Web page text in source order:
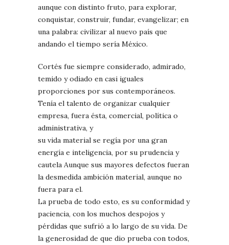
aunque con distinto fruto, para explorar,
conquistar, construir, fundar, evangelizar; en
una palabra: civilizar al nuevo país que
andando el tiempo sería México.
Cortés fue siempre considerado, admirado,
temido y odiado en casi iguales
proporciones por sus contemporáneos.
Tenía el talento de organizar cualquier
empresa, fuera ésta, comercial, política o
administrativa, y
su vida material se regía por una gran
energía e inteligencia, por su prudencia y
cautela Aunque sus mayores defectos fueran
la desmedida ambición material, aunque no
fuera para el.
La prueba de todo esto, es su conformidad y
paciencia, con los muchos despojos y
pérdidas que sufrió a lo largo de su vida. De
la generosidad de que dio prueba con todos,